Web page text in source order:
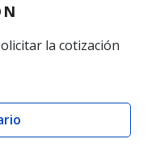
la cotización